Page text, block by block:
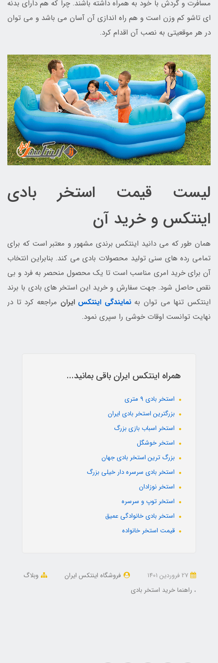
مسافرت و گردش با خود به همراه داشته باشند. چرا که هم دارای بدنه
ای تاشو کم وزن است و هم راه اندازی آن آسان می باشد و می توان
در هر موقعیتی به نصب آن اقدام کرد.
لیست قیمت استخر بادی
اینتکس و خرید آن
همان طور که می دانید اینتکس برندی مشهور و معتبر است که برای
تمامی رده های سنی تولید محصولات بادی می کند. بنابراین انتخاب
آن برای خرید امری مناسب است تا یک محصول منحصر به فرد و بی
نقص حاصل شود. جهت سفارش و خرید این استخر های بادی با برند
اینتکس تنها می توان بهنمایندگی اینتکس ایران مراجعه کرد تا در
نهایت توانست اوقات خوشی را سپری نمود.
همراه اینتکس ایران باقی بمانید...
استخر بادی 9 متری
بزرگترین استخر بادی ایران
استخر اسباب بازی بزرگ
استخر خوشگل
بزرگ ترین استخر بادی جهان
استخر بادی سرسره دار خیلی بزرگ
استخر نوزادان
استخر توپ و سرسره
استخر بادی خانوادگی عمیق
قیمت استخر خانواده
فروشگاه اینتکس ایران
وبلاگ
راهنما خرید استخر بادی